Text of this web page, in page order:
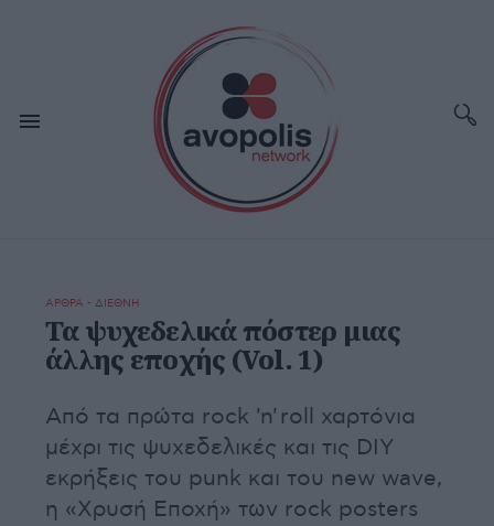
ΑΡΘΡΑ - ΔΙΕΘΝΗ
Τα ψυχεδελικά πόστερ μιας
άλλης εποχής (Vol. 1)
Από τα πρώτα rock 'n' roll χαρτόνια
μέχρι τις ψυχεδελικές και τις DIY
εκρήξεις του punk και του new wave,
η «Χρυσή Εποχή» των rock posters